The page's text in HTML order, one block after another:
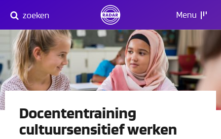
naar
content
zoeken Menu
Docententraining
cultuursensitief werken